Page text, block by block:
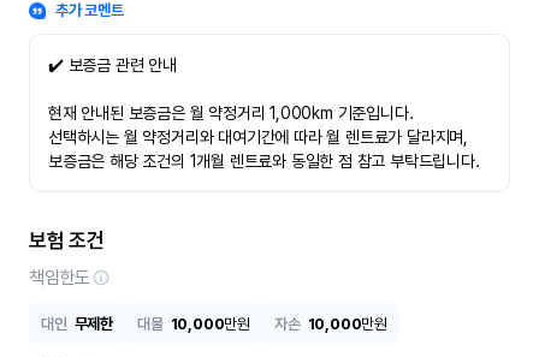
추가 코멘트
✔️ 보증금 관련 안내
현재 안내된 보증금은 월 약정거리 1,000km 기준입니다.
선택하시는 월 약정거리와 대여기간에 따라 월 렌트료가 달라지며,
보증금은 해당 조건의 1개월 렌트료와 동일한 점 참고 부탁드립니다.
보험 조건
책임한도
대인 무제한 대물 10,000만원 자손 10,000만원